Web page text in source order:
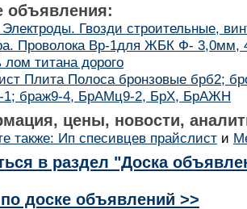
объявления:
Гвозди строительные,
Проволока Вр-1для ЖБК Ф-
лом титана дорого
Плита Полоса бронзовые брб2;
1; браж9-4, БрАМц9-2, БрХ, БрАЖН
цены, новости,
также: Ип спесивцев прайслист и
в раздел "Доска
доске объявлений >>